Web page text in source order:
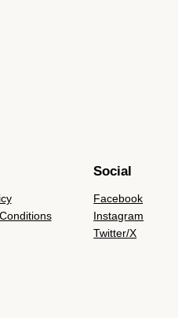
Social
Facebook
Instagram
Twitter/X